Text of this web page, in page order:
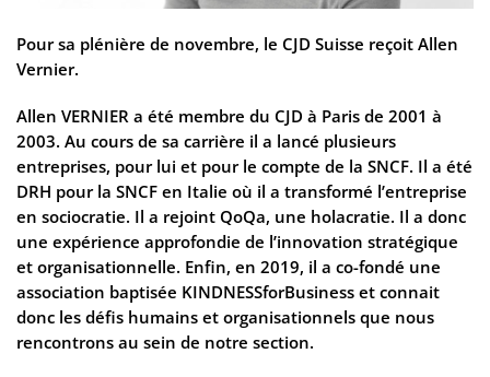
Pour sa plénière de novembre, le CJD Suisse reçoit Allen
Vernier.
Allen VERNIER a été membre du CJD à Paris de 2001 à
2003. Au cours de sa carrière il a lancé plusieurs
entreprises, pour lui et pour le compte de la SNCF. Il a été
DRH pour la SNCF en Italie où il a transformé l’entreprise
en sociocratie. Il a rejoint QoQa, une holacratie. Il a donc
une expérience approfondie de l’innovation stratégique
et organisationnelle. Enfin, en 2019, il a co-fondé une
association baptisée KINDNESSforBusiness et connait
donc les défis humains et organisationnels que nous
rencontrons au sein de notre section.